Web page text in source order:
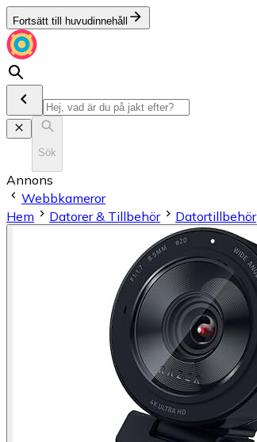
Fortsätt till huvudinnehåll
Sök
Annons
Webbkameror
Hem
Datorer & Tillbehör Datortillbehör